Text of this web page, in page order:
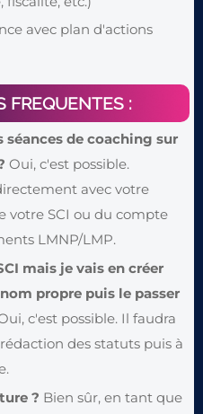
avec plan d'actions
FREQUENTES :
séances de coaching sur
Oui, c'est possible.
avec votre
votre SCI ou du compte
LMNP/LMP.
mais je vais en créer
propre puis le passer
c'est possible. Il faudra
des statuts puis à
? Bien sûr, en tant que